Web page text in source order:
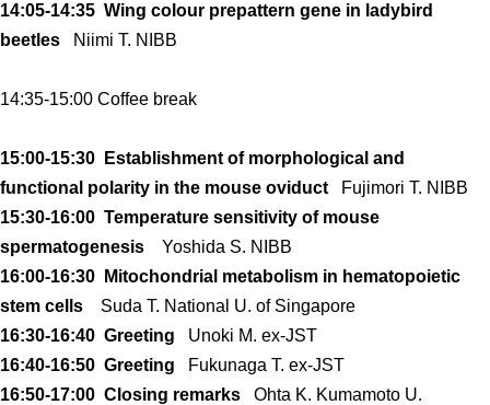
脳発生分野
生殖発生分野
入学・求人案内
入学者案内
求人案内
研究支援
リエゾンラボLILAについて
14:05-14:35 Wing colour prepattern gene in ladybird
beetles Niimi T. NIBB
14:35-15:00 Coffee break
15:00-15:30 Establishment of morphological and
functional polarity in the mouse oviduct Fujimori T. NIBB
15:30-16:00 Temperature sensitivity of mouse
spermatogenesis Yoshida S. NIBB
16:00-16:30 Mitochondrial metabolism in hematopoietic
stem cells Suda T. National U. of Singapore
16:30-16:40 Greeting Unoki M. ex-JST
16:40-16:50 Greeting Fukunaga T. ex-JST
16:50-17:00 Closing remarks Ohta K. Kumamoto U.